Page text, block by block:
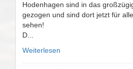
Hodenhagen sind in das
gezogen und sind dort jetzt für
sehen!
D...
Weiterlesen